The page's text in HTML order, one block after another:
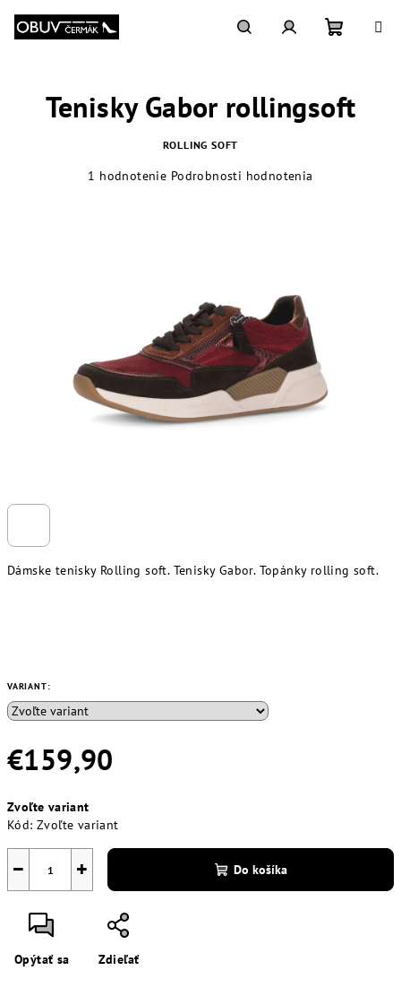
obsah
košík
Dámske tenisky Rolling soft. Tenisky Gabor. Topánky rolling soft.
VARIANT:
€159,90
cena:
Zvoľte variant
Kód: Zvoľte variant
+
− Do košíka
Opýtať sa Zdieľať
Tenisky Gabor rollingsoft
ROLLING SOFT
Priemerné
1 hodnotenie Podrobnosti hodnotenia